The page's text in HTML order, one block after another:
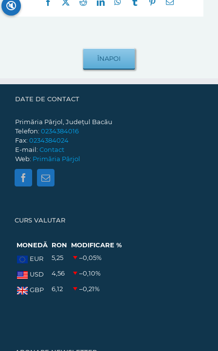
DATE DE CONTACT
Primăria Pârjol, Județul Bacău
Telefon: 0234384016
Fax: 0234384024
E-mail: Contact
Web: Primăria Pârjol
CURS VALUTAR
MONEDĂ RON
MODIFICARE %
EUR
5,25 –0,05%
USD 4,56 –0,10%
GBP 6,12 –0,21%
🔇